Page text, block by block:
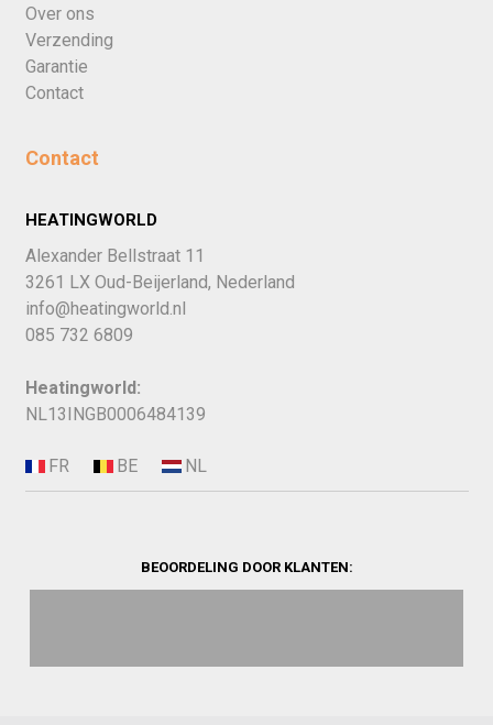
Over ons
Verzending
Garantie
Contact
Contact
HEATINGWORLD
Alexander Bellstraat 11
3261 LX Oud-Beijerland, Nederland
info@heatingworld.nl
085 732 6809
Heatingworld:
NL13INGB0006484139
BEOORDELING DOOR KLANTEN: